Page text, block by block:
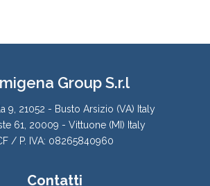
Group S.r.l
9, 21052 - Busto Arsizio (VA) Italy
61, 20009 - Vittuone (MI) Italy
/ P. IVA: 08265840960
Contatti